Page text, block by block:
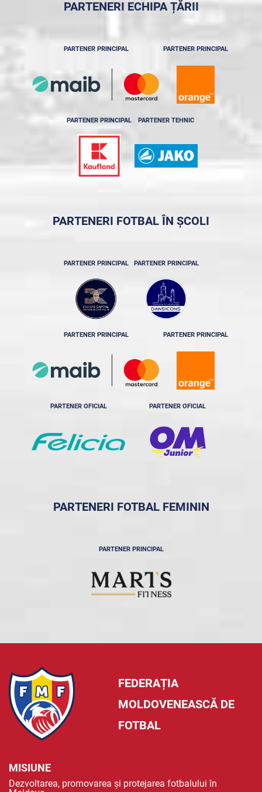
PARTENERI ECHIPA ȚĂRII
PARTENER PRINCIPAL PARTENER PRINCIPAL
PARTENER PRINCIPAL PARTENER TEHNIC
PARTENERI FOTBAL ÎN ȘCOLI
PARTENER PRINCIPAL PARTENER PRINCIPAL
PARTENER PRINCIPAL PARTENER PRINCIPAL
PARTENER OFICIAL PARTENER OFICIAL
PARTENERI FOTBAL FEMININ
PARTENER PRINCIPAL
FEDERAȚIA
MOLDOVENEASCĂ DE
FOTBAL
MISIUNE
Dezvoltarea, promovarea și protejarea fotbalului în